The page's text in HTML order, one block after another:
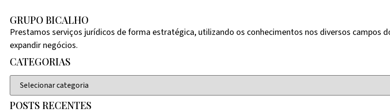
GRUPO BICALHO
Prestamos serviços jurídicos de forma estratégica, utilizando os conhecimentos nos diversos campos
expandir negócios.
CATEGORIAS
POSTS RECENTES